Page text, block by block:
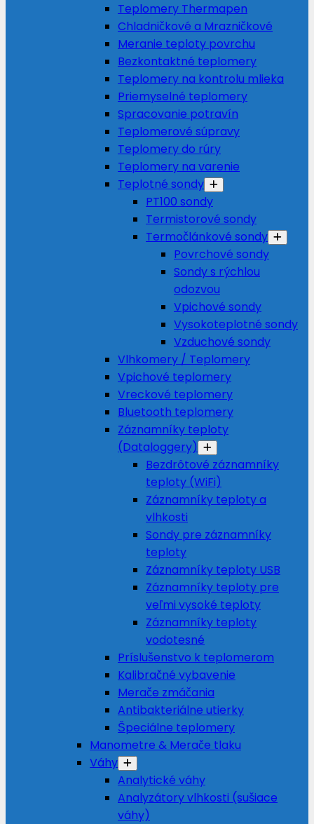
Teplomery Thermapen
Chladničkové a Mrazničkové
Meranie teploty povrchu
Bezkontaktné teplomery
Teplomery na kontrolu mlieka
Priemyselné teplomery
Spracovanie potravín
Teplomerové súpravy
Teplomery do rúry
Teplomery na varenie
Teplotné sondy
PT100 sondy
Termistorové sondy
Termočlánkové sondy
Povrchové sondy
Sondy s rýchlou
odozvou
Vpichové sondy
Vysokoteplotné sondy
Vzduchové sondy
Vlhkomery / Teplomery
Vpichové teplomery
Vreckové teplomery
Bluetooth teplomery
Záznamníky teploty
(Dataloggery)
Bezdrôtové záznamníky
teploty (WiFi)
Záznamníky teploty a
vlhkosti
Sondy pre záznamníky
teploty
Záznamníky teploty USB
Záznamníky teploty pre
veľmi vysoké teploty
Záznamníky teploty
vodotesné
Príslušenstvo k teplomerom
Kalibračné vybavenie
Merače zmáčania
Antibakteriálne utierky
Špeciálne teplomery
Manometre & Merače tlaku
Váhy
Analytické váhy
Analyzátory vlhkosti (sušiace
váhy)